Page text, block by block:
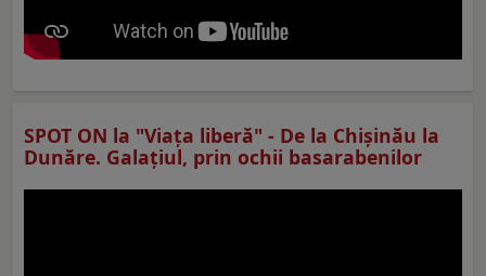
SPOT ON la "Viaţa liberă" - De la Chișinău la
Dunăre. Galațiul, prin ochii basarabenilor